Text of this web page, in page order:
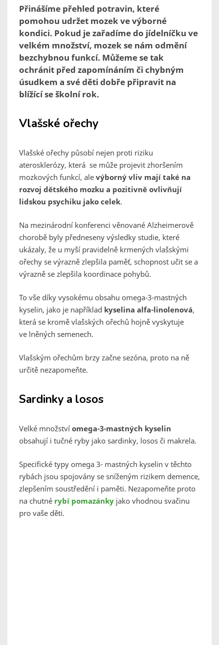
Přinášíme přehled potravin, které
pomohou udržet mozek ve výborné
kondici. Pokud je zařadíme do jídelníčku ve
velkém množství, mozek se nám odmění
bezchybnou funkcí. Můžeme se tak
ochránit před zapomínáním či chybným
úsudkem a své děti dobře připravit na
blížící se školní rok.
Vlašské ořechy
Vlašské ořechy působí nejen proti riziku
aterosklerózy, která se může projevit zhoršením
mozkových funkcí, ale výborný vliv mají také na
rozvoj dětského mozku a pozitivně ovlivňují
lidskou psychiku jako celek.
Na mezinárodní konferenci věnované Alzheimerově
chorobě byly předneseny výsledky studie, které
ukázaly, že u myší pravidelně krmených vlašskými
ořechy se výrazně zlepšila paměť, schopnost učit se a
výrazně se zlepšila koordinace pohybů.
To vše díky vysokému obsahu omega-3-mastných
kyselin, jako je například kyselina alfa-linolenová,
která se kromě vlašských ořechů hojně vyskytuje
ve lněných semenech.
Vlašským ořechům brzy začne sezóna, proto na ně
určitě nezapomeňte.
Sardinky a losos
Velké množství omega-3-mastných kyselin
obsahují i tučné ryby jako sardinky, losos či makrela.
Specifické typy omega 3- mastných kyselin v těchto
rybách jsou spojovány se sníženým rizikem demence,
zlepšením soustředění i paměti. Nezapomeňte proto
na chutné rybí pomazánky jako vhodnou svačinu
pro vaše děti.